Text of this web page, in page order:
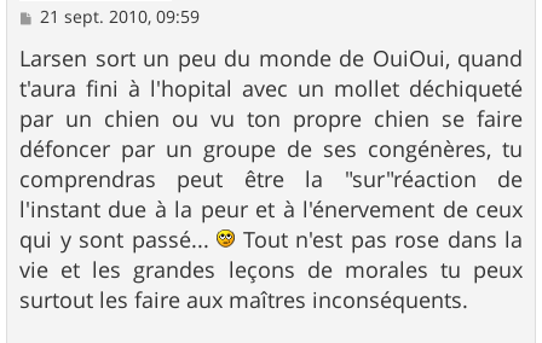
M
s
s
a
g
e
21 sept. 2010, 09:59
Larsen sort un peu du monde de OuiOui, quand
t'aura fini à l'hopital avec un mollet déchiqueté
par un chien ou vu ton propre chien se faire
défoncer par un groupe de ses congénères, tu
comprendras peut être la "sur"réaction de
l'instant due à la peur et à l'énervement de ceux
qui y sont passé...
Tout n'est pas rose dans la
vie et les grandes leçons de morales tu peux
surtout les faire aux maîtres inconséquents.